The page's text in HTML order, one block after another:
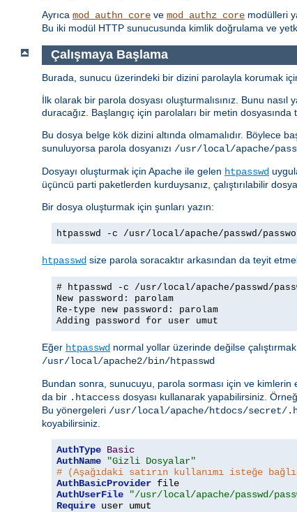
Ayrıca mod_authn_core ve mod_authz_core modülleri
Bu iki modül HTTP sunucusunda kimlik doğrulama ve
Çalışmaya Başlama
Burada, sunucu üzerindeki bir dizini parolayla korumak
İlk olarak bir parola dosyası oluşturmalısınız. Bunu
duracağız. Başlangıç için parolaları bir metin dosyasında
Bu dosya belge kök dizini altında olmamalıdır. Böylece
sunuluyorsa parola dosyanızı /usr/local/apache/
Dosyayı oluşturmak için Apache ile gelen htpasswd
üçüncü parti paketlerden kurduysanız, çalıştırılabilir
Bir dosya oluşturmak için şunları yazın:
htpasswd -c /usr/local/apache/passwd/
htpasswd size parola soracaktır arkasından da teyit
# htpasswd -c /usr/local/apache/passwd/
New password: parolam
Re-type new password: parolam
Adding password for user umut
Eğer htpasswd normal yollar üzerinde değilse
/usr/local/apache2/bin/htpasswd
Bundan sonra, sunucuyu, parola sorması için ve kimlerin
da bir .htaccess dosyası kullanarak yapabilirsiniz.
Bu yönergeleri /usr/local/apache/htdocs/secret/
koyabilirsiniz.
AuthType Basic
AuthName
"Gizli Dosyalar"
# (Aşağıdaki satırın kullanımı isteğe
AuthBasicProvider
AuthUserFile
"/usr/local/apache/passwd/
Require user umut